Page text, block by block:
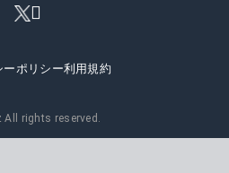
ーポリシー利用規約
rights reserved.